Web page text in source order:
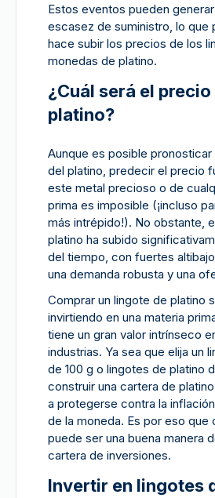
Estos eventos pueden
escasez de suministro, lo que
hace subir los precios de los
monedas de platino.
¿Cuál será el
platino?
Aunque es posible
del platino, predecir el precio
este metal precioso o de
prima es imposible (¡incluso
más intrépido!). No obstante,
platino ha subido
del tiempo, con fuertes
una demanda robusta y una
Comprar un lingote de platino
invirtiendo en una materia
tiene un gran valor intrínseco
industrias. Ya sea que elija un
de 100 g o lingotes de platino
construir una cartera de
a protegerse contra la
de la moneda. Es por eso que
puede ser una buena manera
cartera de inversiones.
Invertir en lingotes